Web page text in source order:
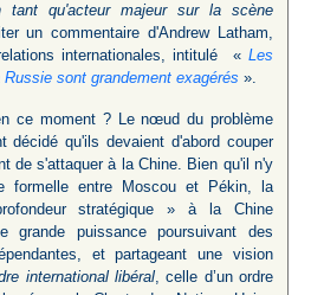
tant qu'acteur majeur sur la scène
un commentaire d'Andrew Latham,
internationales, intitulé « Les
sont grandement exagérés ».
ce moment ? Le nœud du problème
décidé qu'ils devaient d'abord couper
de s'attaquer à la Chine. Bien qu'il n'y
formelle entre Moscou et Pékin, la
stratégique » à la Chine
grande puissance poursuivant des
et partageant une vision
international libéral, celle d’un ordre